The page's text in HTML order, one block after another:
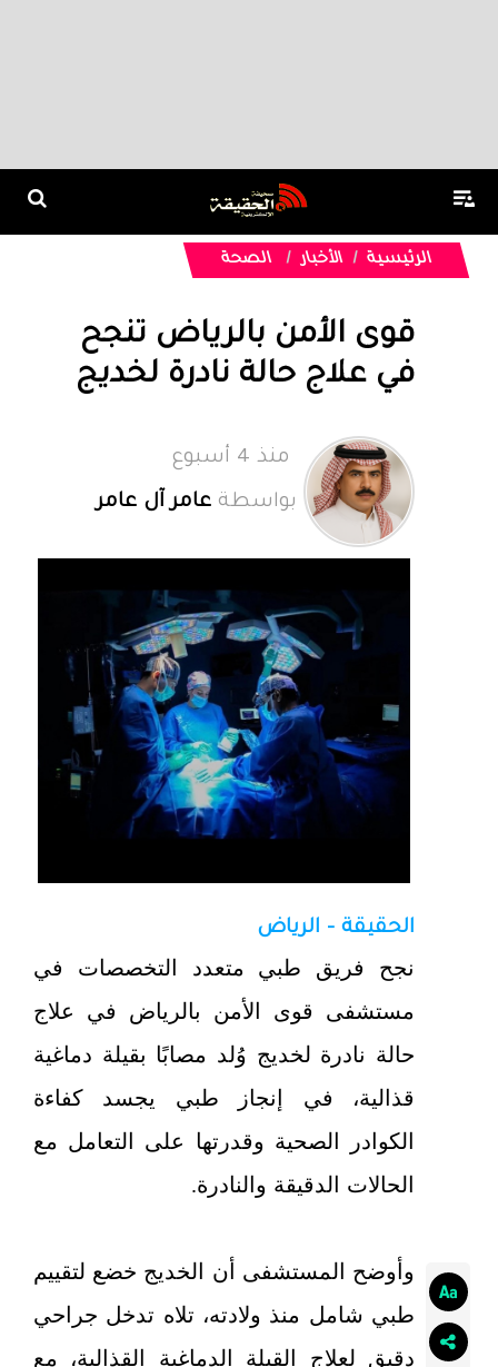
الرئيسية الأخبار الصحة
قوى الأمن بالرياض تنجح
في علاج حالة نادرة لخديج
منذ 4 أسبوع
بواسطة عامر آل عامر
الحقيقة - الرياض
نجح فريق طبي متعدد التخصصات في
مستشفى قوى الأمن بالرياض في علاج
حالة نادرة لخديج وُلد مصابًا بقيلة دماغية
قذالية، في إنجاز طبي يجسد كفاءة
الكوادر الصحية وقدرتها على التعامل مع
الحالات الدقيقة والنادرة.
وأوضح المستشفى أن الخديج خضع لتقييم
طبي شامل منذ ولادته، تلاه تدخل جراحي
دقيق لعلاج القيلة الدماغية القذالية، مع